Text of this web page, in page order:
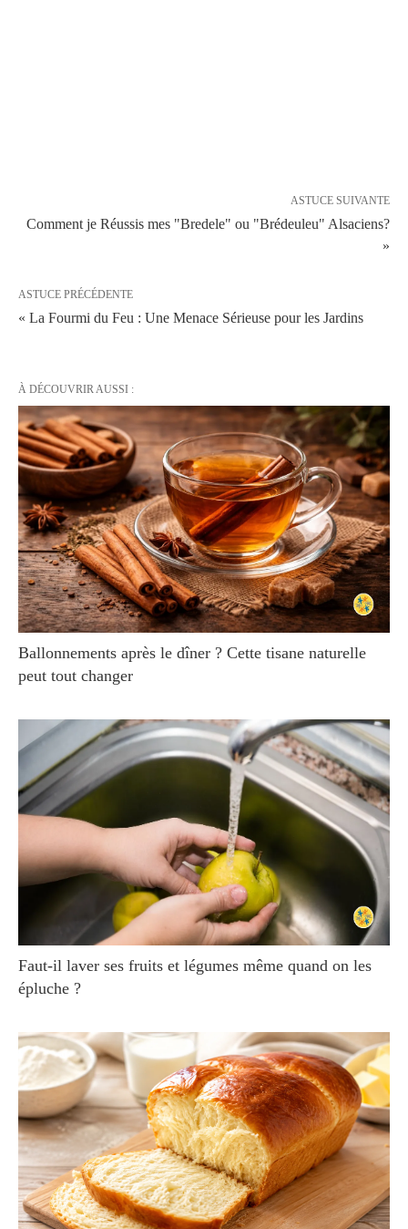
ASTUCE SUIVANTE
Comment je Réussis mes "Bredele" ou "Brédeuleu" Alsaciens?
»
ASTUCE PRÉCÉDENTE
« La Fourmi du Feu : Une Menace Sérieuse pour les Jardins
À DÉCOUVRIR AUSSI :
Ballonnements après le dîner ? Cette tisane naturelle
peut tout changer
Faut-il laver ses fruits et légumes même quand on les
épluche ?